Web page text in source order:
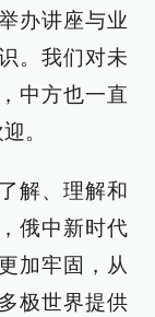
办讲座与业
。我们对未
中方也一直
。
解、理解和
俄中新时代
加牢固，从
极世界提供